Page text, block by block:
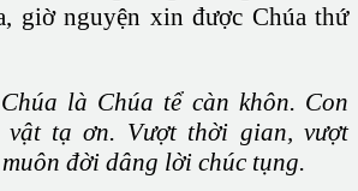
giờ nguyện xin được Chúa thứ
là Chúa tể càn khôn. Con
tạ ơn. Vượt thời gian, vượt
đời dâng lời chúc tụng.